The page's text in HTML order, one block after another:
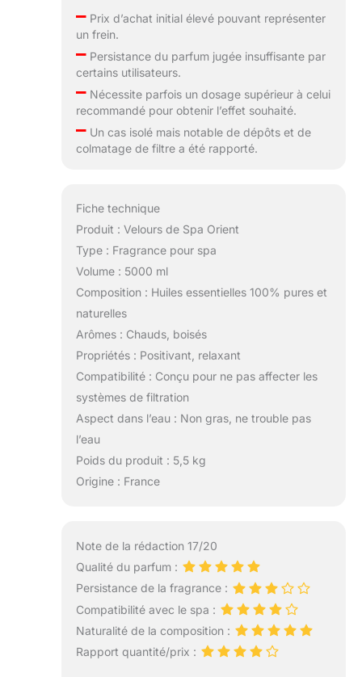
–Prix d’achat initial élevé pouvant représenter
un frein.
–Persistance du parfum jugée insuffisante par
certains utilisateurs.
–Nécessite parfois un dosage supérieur à celui
recommandé pour obtenir l’effet souhaité.
–Un cas isolé mais notable de dépôts et de
colmatage de filtre a été rapporté.
Fiche technique
Produit : Velours de Spa Orient
Type : Fragrance pour spa
Volume : 5000 ml
Composition : Huiles essentielles 100% pures et
naturelles
Arômes : Chauds, boisés
Propriétés : Positivant, relaxant
Compatibilité : Conçu pour ne pas affecter les
systèmes de filtration
Aspect dans l’eau : Non gras, ne trouble pas
l’eau
Poids du produit : 5,5 kg
Origine : France
Note de la rédaction 17/20
Qualité du parfum :
Persistance de la fragrance :
Compatibilité avec le spa :
Naturalité de la composition :
Rapport quantité/prix :